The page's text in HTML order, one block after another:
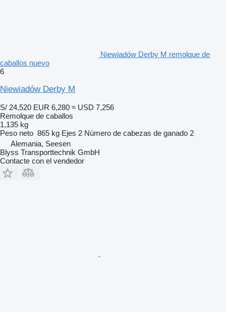
Niewiadów Derby M remolque de
caballos nuevo
6
Niewiadów Derby M
S/ 24,520 EUR 6,280 ≈ USD 7,256
Remolque de caballos
1,135 kg
Peso neto 865 kg Ejes 2 Número de cabezas de ganado 2
Alemania, Seesen
Blyss Transporttechnik GmbH
Contacte con el vendedor